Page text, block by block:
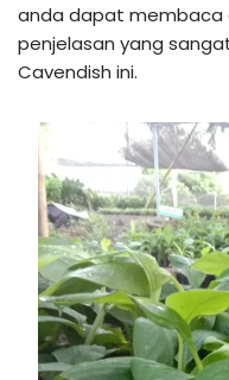
anda dapat membaca
penjelasan yang
Cavendish ini.